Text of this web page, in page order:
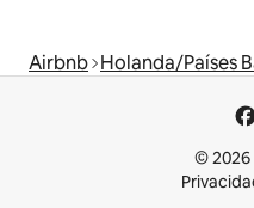
Airbnb Holanda/Países
© 2026